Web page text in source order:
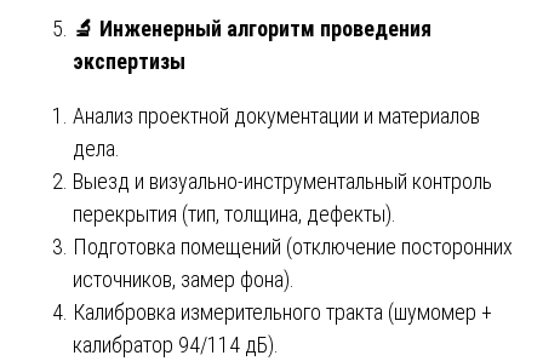
🔬 Инженерный алгоритм проведения
экспертизы
Анализ проектной документации и материалов
дела.
Выезд и визуально-инструментальный контроль
перекрытия (тип, толщина, дефекты).
Подготовка помещений (отключение посторонних
источников, замер фона).
Калибровка измерительного тракта (шумомер +
калибратор 94/114 дБ).